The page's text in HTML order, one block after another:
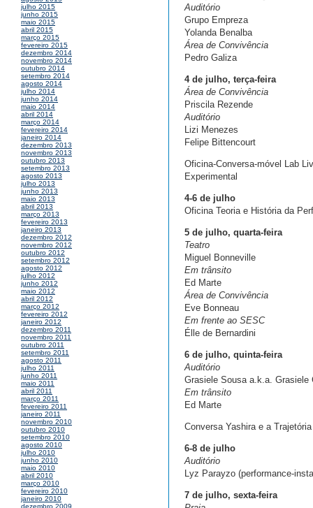
julho 2015
junho 2015
maio 2015
abril 2015
março 2015
fevereiro 2015
dezembro 2014
novembro 2014
outubro 2014
setembro 2014
agosto 2014
julho 2014
junho 2014
maio 2014
abril 2014
março 2014
fevereiro 2014
janeiro 2014
dezembro 2013
novembro 2013
outubro 2013
setembro 2013
agosto 2013
julho 2013
junho 2013
maio 2013
abril 2013
março 2013
fevereiro 2013
janeiro 2013
dezembro 2012
novembro 2012
outubro 2012
setembro 2012
agosto 2012
julho 2012
junho 2012
maio 2012
abril 2012
março 2012
fevereiro 2012
janeiro 2012
dezembro 2011
novembro 2011
outubro 2011
setembro 2011
agosto 2011
julho 2011
junho 2011
maio 2011
abril 2011
março 2011
fevereiro 2011
janeiro 2011
novembro 2010
outubro 2010
setembro 2010
agosto 2010
julho 2010
junho 2010
maio 2010
abril 2010
março 2010
fevereiro 2010
janeiro 2010
Auditório
Grupo Empreza
Yolanda Benalba
Área de Convivência
Pedro Galiza
4 de julho, terça-feira
Área de Convivência
Priscila Rezende
Auditório
Lizi Menezes
Felipe Bittencourt
Oficina-Conversa-móvel Lab
Experimental
4-6 de julho
Oficina Teoria e História da
5 de julho, quarta-feira
Teatro
Miguel Bonneville
Em trânsito
Ed Marte
Área de Convivência
Eve Bonneau
Em frente ao SESC
Élle de Bernardini
6 de julho, quinta-feira
Auditório
Grasiele Sousa a.k.a. Grasiele
Em trânsito
Ed Marte
Conversa Yashira e a
6-8 de julho
Auditório
Lyz Parayzo (performance-
7 de julho, sexta-feira